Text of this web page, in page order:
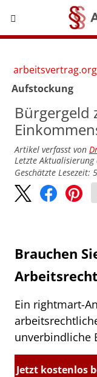
arbeitsvertrag.org
Aufstockung
Bürgergeld
Artikel verfasst von
Letzte
Geschätzte Lesezeit: 5
Brauchen
Ein rightmart-
unverbindliche
Jetzt kostenlos